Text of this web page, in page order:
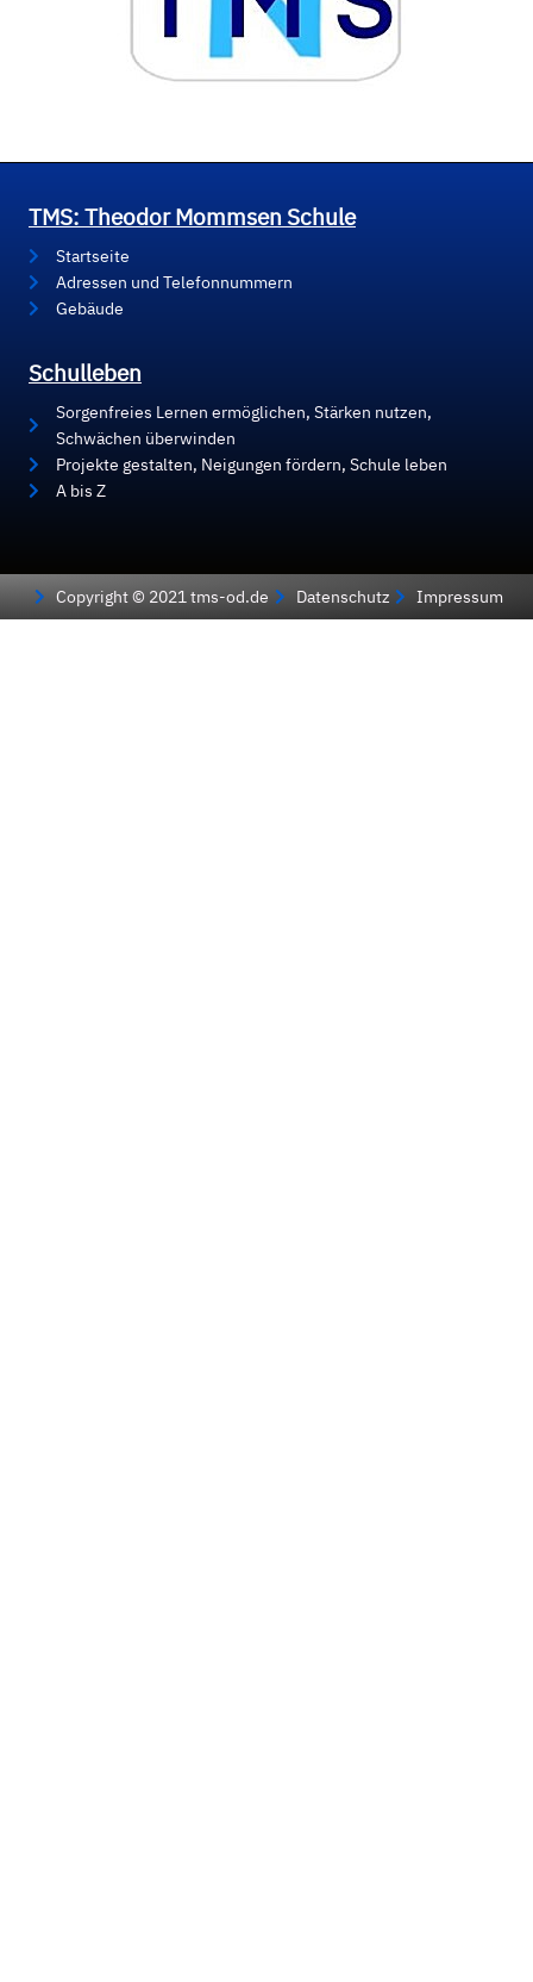
TMS: Theodor Mommsen Schule
Startseite
Adressen und Telefonnummern
Gebäude
Schulleben
Sorgenfreies Lernen ermöglichen, Stärken nutzen,
Schwächen überwinden
Projekte gestalten, Neigungen fördern, Schule leben
A bis Z
Copyright © 2021 tms-od.de Datenschutz Impressum